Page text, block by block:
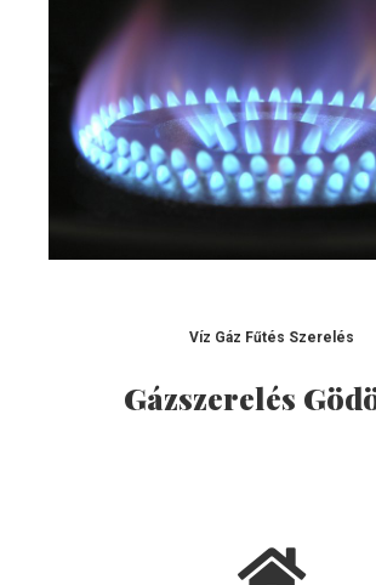
Víz Gáz Fűtés Szerelés
Gázszerelés